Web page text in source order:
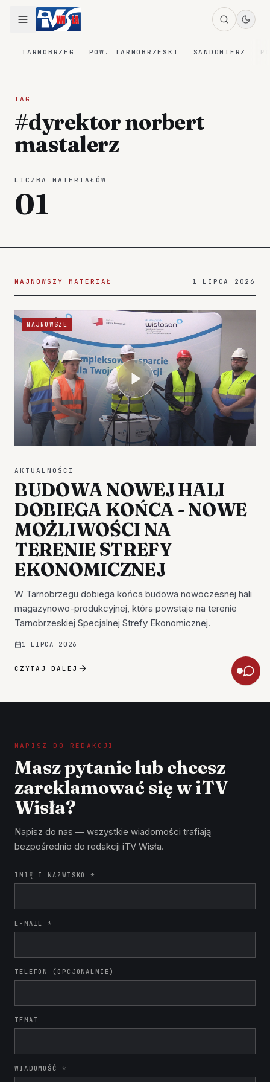
TARNOBRZEG POW. TARNOBRZESKI SANDOMIERZ
TAG
#dyrektor norbert
mastalerz
LICZBA MATERIAŁÓW
01
NAJNOWSZY MATERIAŁ 1 LIPCA 2026
NAJNOWSZE
AKTUALNOŚCI
BUDOWA NOWEJ HALI
DOBIEGA KOŃCA - NOWE
MOŻLIWOŚCI NA
TERENIE STREFY
EKONOMICZNEJ
W Tarnobrzegu dobiega końca budowa nowoczesnej hali
magazynowo-produkcyjnej, która powstaje na terenie
Tarnobrzeskiej Specjalnej Strefy Ekonomicznej.
1 LIPCA 2026
CZYTAJ DALEJ
NAPISZ DO REDAKCJI
Masz pytanie lub chcesz
zareklamować się w iTV
Wisła?
Napisz do nas — wszystkie wiadomości trafiają
bezpośrednio do redakcji iTV Wisła.
IMIĘ I NAZWISKO *
E-MAIL *
TELEFON (OPCJONALNIE)
TEMAT
WIADOMOŚĆ *